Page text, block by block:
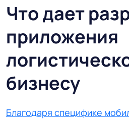
Что дает
приложения
бизнесу
Благодаря специфике